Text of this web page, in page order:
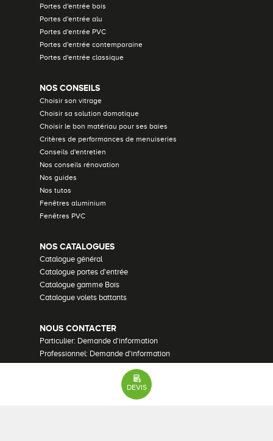
Portes d'entrée bois
Portes d'entrée alu
Portes d'entrée PVC
Portes d'entrée contemporaine
Portes d'entrée classique
NOS CONSEILS
Choisir son vitrage
Choisir sa solution domotique
Choisir le bon matériau pour ses baies
Critères de performances de menuiseries
Conseils d'entretien
Nos conseils rénovation
Nos guides
Nos tutos
Fenêtres aluminium
Fenêtres PVC
NOS CATALOGUES
Catalogue général
Catalogue portes d'entrée
Catalogue gamme Bois
Catalogue volets battants
NOUS CONTACTER
Particulier: Demande d'information
Professionnel: Demande d'information
DEVIS